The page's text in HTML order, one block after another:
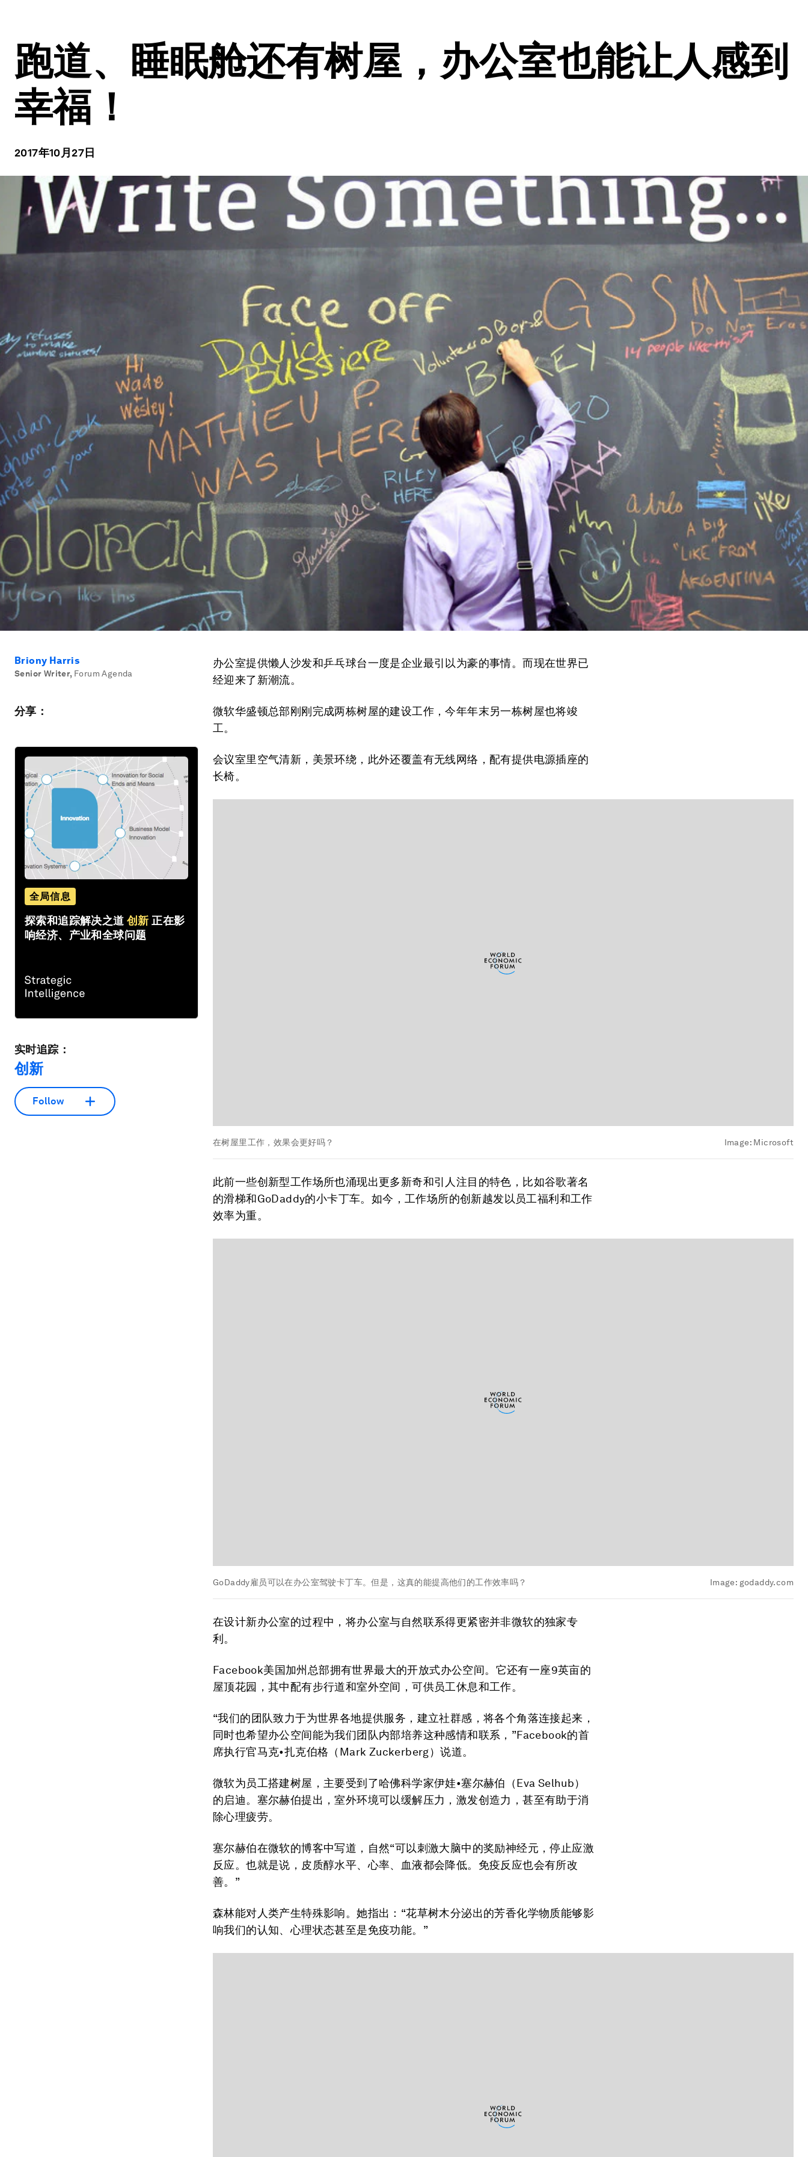
跑道、睡眠舱还有树屋，办公室也能让人感到
幸福！
2017年10月27日
Briony Harris
Senior Writer, Forum Agenda
分享：
全局信息
探索和追踪解决之道 创新 正在影
响经济、产业和全球问题
实时追踪：
创新
Follow
办公室提供懒人沙发和乒乓球台一度是企业最引以为豪的事情。而现在世界已
经迎来了新潮流。
微软华盛顿总部刚刚完成两栋树屋的建设工作，今年年末另一栋树屋也将竣
工。
会议室里空气清新，美景环绕，此外还覆盖有无线网络，配有提供电源插座的
长椅。
在树屋里工作，效果会更好吗？ Image: Microsoft
此前一些创新型工作场所也涌现出更多新奇和引人注目的特色，比如谷歌著名
的滑梯和GoDaddy的小卡丁车。如今，工作场所的创新越发以员工福利和工作
效率为重。
GoDaddy雇员可以在办公室驾驶卡丁车。但是，这真的能提高他们的工作效率吗？ Image: godaddy.com
在设计新办公室的过程中，将办公室与自然联系得更紧密并非微软的独家专
利。
Facebook美国加州总部拥有世界最大的开放式办公空间。它还有一座9英亩的
屋顶花园，其中配有步行道和室外空间，可供员工休息和工作。
“我们的团队致力于为世界各地提供服务，建立社群感，将各个角落连接起来，
同时也希望办公空间能为我们团队内部培养这种感情和联系，”Facebook的首
席执行官马克•扎克伯格（Mark Zuckerberg）说道。
微软为员工搭建树屋，主要受到了哈佛科学家伊娃•塞尔赫伯（Eva Selhub）
的启迪。塞尔赫伯提出，室外环境可以缓解压力，激发创造力，甚至有助于消
除心理疲劳。
塞尔赫伯在微软的博客中写道，自然“可以刺激大脑中的奖励神经元，停止应激
反应。也就是说，皮质醇水平、心率、血液都会降低。免疫反应也会有所改
善。”
森林能对人类产生特殊影响。她指出：“花草树木分泌出的芳香化学物质能够影
响我们的认知、心理状态甚至是免疫功能。”